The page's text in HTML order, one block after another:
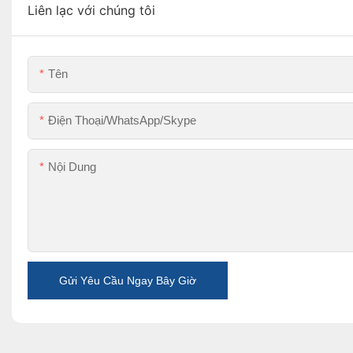
Liên lạc với chúng tôi
Tên
Điện Thoại/WhatsApp/Skype
Nội Dung
Gửi Yêu Cầu Ngay Bây Giờ